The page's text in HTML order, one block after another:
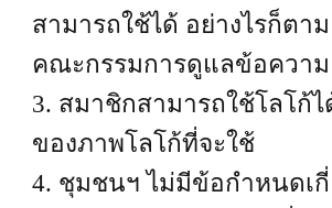
สามารถใช้ได้ อย่างไรก็ต
คณะกรรมการดูแลข้อความ
3. สมาชิกสามารถใช้โลโก้
ของภาพโลโก้ที่จะใช้
4. ชุมชนฯ ไม่มีข้อกำหนดเ